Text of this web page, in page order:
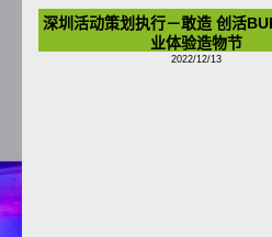
2022/12/13
深圳活动策划执行－敢造 创活
业体验造物节
2022/12/13